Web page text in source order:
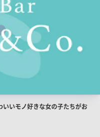
いモノ好きな女の子たちがお